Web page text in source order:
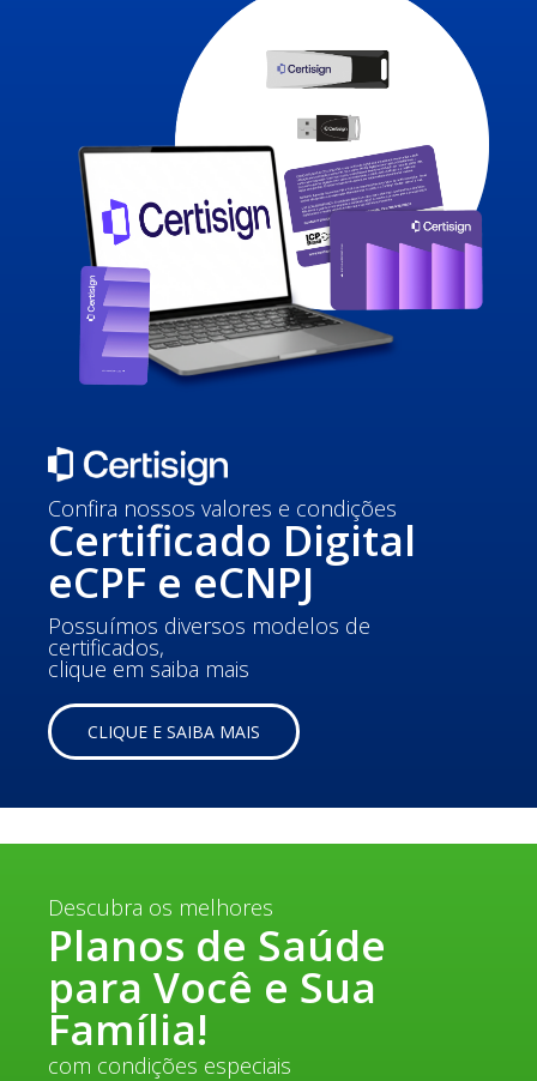
Confira nossos valores e condições
Certificado Digital
eCPF e eCNPJ
Possuímos diversos modelos de
certificados,
clique em saiba mais
CLIQUE E SAIBA MAIS
Descubra os melhores ​
Planos de Saúde
para Você e Sua
Família!​
com condições especiais​